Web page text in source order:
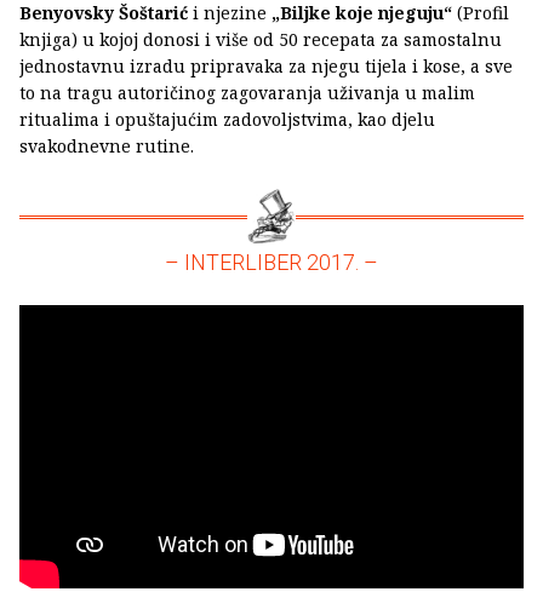
Benyovsky Šoštarić i njezine „Biljke koje njeguju“ (Profil
knjiga) u kojoj donosi i više od 50 recepata za samostalnu
jednostavnu izradu pripravaka za njegu tijela i kose, a sve
to na tragu autoričinog zagovaranja uživanja u malim
ritualima i opuštajućim zadovoljstvima, kao djelu
svakodnevne rutine.
– INTERLIBER 2017. –